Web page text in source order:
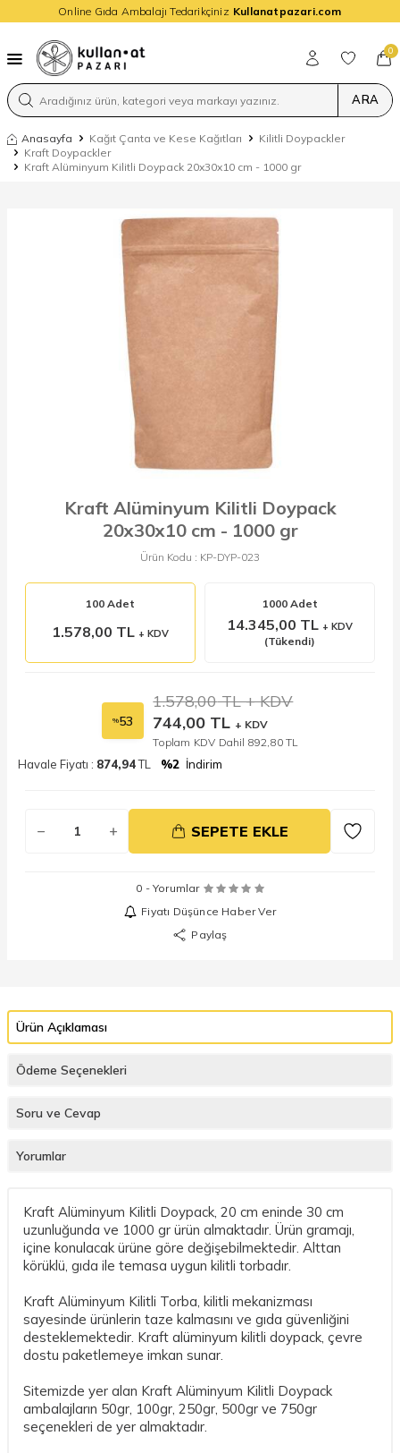
Online Gıda Ambalajı Tedarikçiniz Kullanatpazari.com
ARA
0
Anasayfa Kağıt Çanta ve Kese Kağıtları
Kilitli Doypackler
Kraft Doypackler
Kraft Alüminyum Kilitli Doypack 20x30x10 cm - 1000 gr
Kraft Alüminyum Kilitli Doypack
20x30x10 cm - 1000 gr
Ürün Kodu : KP-DYP-023
100 Adet
1.578,00 TL + KDV
1000 Adet
14.345,00 TL + KDV
(Tükendi)
%53
1.578,00TL + KDV
744,00 TL + KDV
Toplam KDV Dahil 892,80 TL
Havale Fiyatı : 874,94TL %2 İndirim
SEPETE EKLE
0 - Yorumlar
Fiyatı Düşünce Haber Ver
Paylaş
Ürün Açıklaması
Ödeme Seçenekleri
Soru ve Cevap
Yorumlar
Kraft Alüminyum Kilitli Doypack, 20 cm eninde 30 cm
uzunluğunda ve 1000 gr ürün almaktadır. Ürün gramajı,
içine konulacak ürüne göre değişebilmektedir. Alttan
körüklü, gıda ile temasa uygun kilitli torbadır.
Kraft Alüminyum Kilitli Torba, kilitli mekanizması
sayesinde ürünlerin taze kalmasını ve gıda güvenliğini
desteklemektedir. Kraft alüminyum kilitli doypack, çevre
dostu paketlemeye imkan sunar.
Sitemizde yer alan Kraft Alüminyum Kilitli Doypack
ambalajların 50gr, 100gr, 250gr, 500gr ve 750gr
seçenekleri de yer almaktadır.